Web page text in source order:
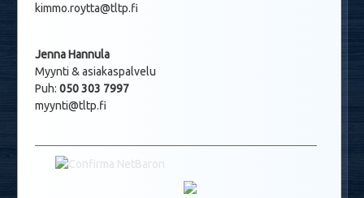
kimmo.roytta@tltp.fi
Jenna Hannula
Myynti & asiakaspalvelu
Puh: 050 303 7997
myynti@tltp.fi